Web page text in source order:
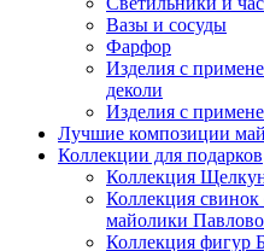
Вазы и сосуды
Фарфор
Изделия с
деколи
Изделия с
Лучшие композиции
Коллекции для подарков
Коллекция
Коллекция
майолики
Коллекция фигур